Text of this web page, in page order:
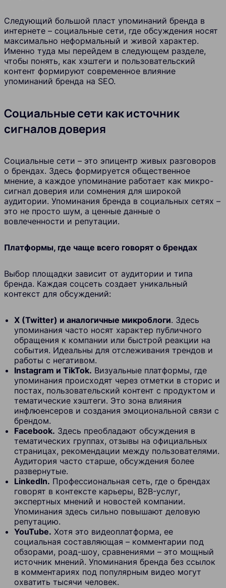
Следующий большой пласт упоминаний бренда в
интернете – социальные сети, где обсуждения носят
максимально неформальный и живой характер.
Именно туда мы перейдем в следующем разделе,
чтобы понять, как хэштеги и пользовательский
контент формируют современное влияние
упоминаний бренда на SEO.
Социальные сети как источник
сигналов доверия
Социальные сети – это эпицентр живых разговоров
о брендах. Здесь формируется общественное
мнение, а каждое упоминание работает как микро-
сигнал доверия или сомнения для широкой
аудитории. Упоминания бренда в социальных сетях –
это не просто шум, а ценные данные о
вовлеченности и репутации.
Платформы, где чаще всего говорят о брендах
Выбор площадки зависит от аудитории и типа
бренда. Каждая соцсеть создает уникальный
контекст для обсуждений:
X (Twitter) и аналогичные микроблоги. Здесь
упоминания часто носят характер публичного
обращения к компании или быстрой реакции на
события. Идеальны для отслеживания трендов и
работы с негативом.
Instagram и TikTok. Визуальные платформы, где
упоминания происходят через отметки в сторис и
постах, пользовательский контент с продуктом и
тематические хэштеги. Это зона влияния
инфлюенсеров и создания эмоциональной связи с
брендом.
Facebook. Здесь преобладают обсуждения в
тематических группах, отзывы на официальных
страницах, рекомендации между пользователями.
Аудитория часто старше, обсуждения более
развернутые.
LinkedIn. Профессиональная сеть, где о брендах
говорят в контексте карьеры, B2B-услуг,
экспертных мнений и новостей компании.
Упоминания здесь сильно повышают деловую
репутацию.
YouTube. Хотя это видеоплатформа, ее
социальная составляющая – комментарии под
обзорами, роад-шоу, сравнениями – это мощный
источник мнений. Упоминания бренда без ссылок
в комментариях под популярным видео могут
охватить тысячи человек.